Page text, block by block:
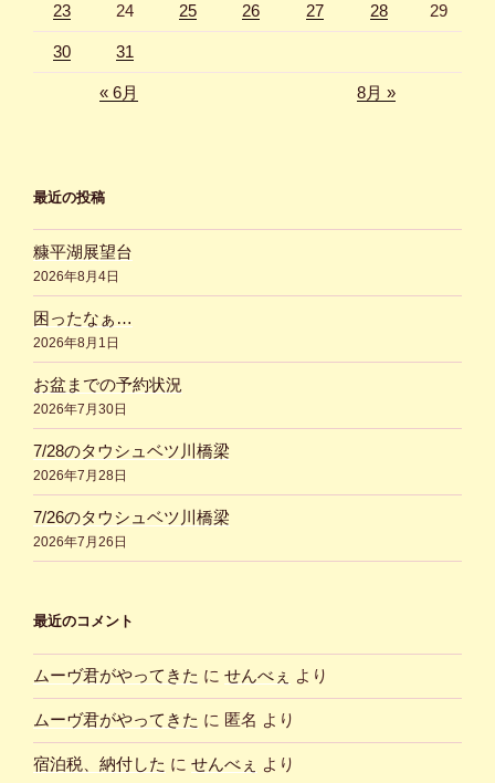
23 24 25 26 27 28 29
30 31
« 6月 8月 »
最近の投稿
糠平湖展望台
2026年8月4日
困ったなぁ…
2026年8月1日
お盆までの予約状況
2026年7月30日
7/28のタウシュベツ川橋梁
2026年7月28日
7/26のタウシュベツ川橋梁
2026年7月26日
最近のコメント
ムーヴ君がやってきた に せんべぇ より
ムーヴ君がやってきた に 匿名 より
宿泊税、納付した に せんべぇ より